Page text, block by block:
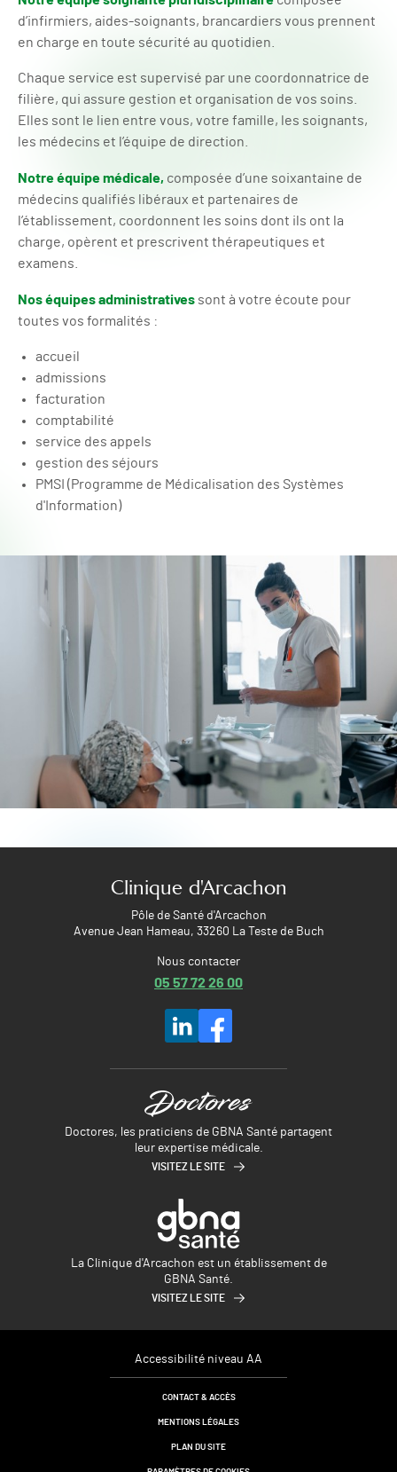
d’infirmiers, aides-soignants, brancardiers vous prennent
en charge en toute sécurité au quotidien.
Chaque service est supervisé par une coordonnatrice de
filière, qui assure gestion et organisation de vos soins.
Elles sont le lien entre vous, votre famille, les soignants,
les médecins et l’équipe de direction.
Notre équipe médicale, composée d’une soixantaine de
médecins qualifiés libéraux et partenaires de
l’établissement, coordonnent les soins dont ils ont la
charge, opèrent et prescrivent thérapeutiques et
examens.
Nos équipes administratives sont à votre écoute pour
toutes vos formalités :
accueil
admissions
facturation
comptabilité
service des appels
gestion des séjours
PMSI (Programme de Médicalisation des Systèmes
d'Information)
Clinique d'Arcachon
Pôle de Santé d'Arcachon
Avenue Jean Hameau, 33260 La Teste de Buch
Nous contacter
05 57 72 26 00
Doctores, les praticiens de GBNA Santé partagent
leur expertise médicale.
VISITEZ LE SITE
La Clinique d'Arcachon est un établissement de
GBNA Santé.
VISITEZ LE SITE
Accessibilité niveau AA
CONTACT & ACCÈS
MENTIONS LÉGALES
PLAN DU SITE